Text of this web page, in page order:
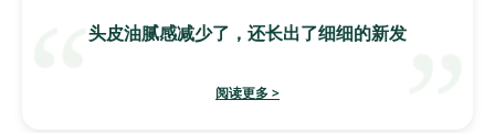
头皮油腻感减少了，还长出了细细的新发
阅读更多 >